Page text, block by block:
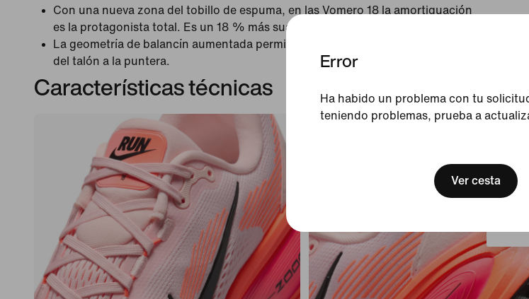
We
Error
Ha habido un problema con tu
teniendo problemas, prueba a
Ver cesta
Con una nueva zona del tobillo de espuma, en las Vomero 18 la amortiguación
es la protagonista total. Es un 18 % más suave que la de las Vomero 17.
La geometría de balancín aumentada permite unas transiciones más suaves
del talón a la puntera.
Características técnicas